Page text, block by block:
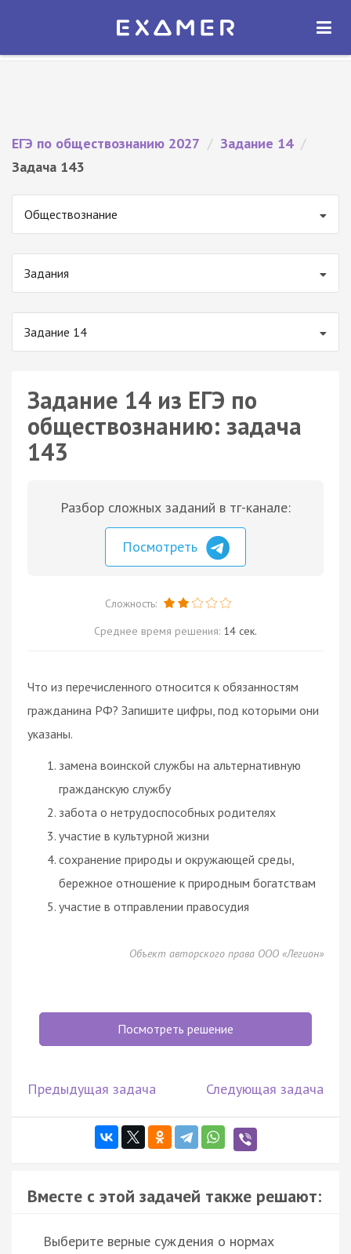
Экзамер — ЕГЭ 2027
ОТКРЫТЬ
ЕГЭ по обществознанию 2027 / Задание 14 /
Задача 143
Обществознание
Задания
Задание 14
Задание 14 из ЕГЭ по
обществознанию: задача
143
Разбор сложных заданий в тг-канале:
Посмотреть
Сложность:
Среднее время решения: 14 сек.
Что из перечисленного относится к обязанностям
гражданина РФ? Запишите цифры, под которыми они
указаны.
замена воинской службы на альтернативную
гражданскую службу
забота о нетрудоспособных родителях
участие в культурной жизни
сохранение природы и окружающей среды,
бережное отношение к природным богатствам
участие в отправлении правосудия
Объект авторского права ООО «Легион»
Посмотреть решение
Предыдущая задача Следующая задача
Вместе с этой задачей также решают:
Выберите верные суждения о нормах